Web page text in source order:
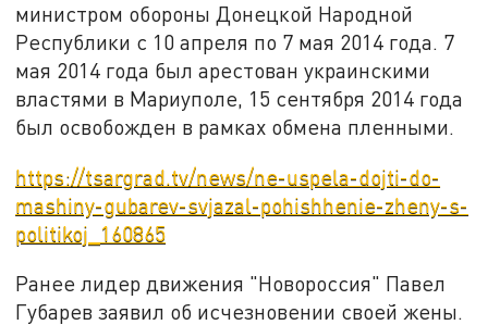
министром обороны Донецкой Народной
Республики с 10 апреля по 7 мая 2014 года. 7
мая 2014 года был арестован украинскими
властями в Мариуполе, 15 сентября 2014 года
был освобожден в рамках обмена пленными.
https://tsargrad.tv/news/ne-uspela-dojti-do-
mashiny-gubarev-svjazal-pohishhenie-zheny-s-
politikoj_160865
Ранее лидер движения "Новороссия" Павел
Губарев заявил об исчезновении своей жены.